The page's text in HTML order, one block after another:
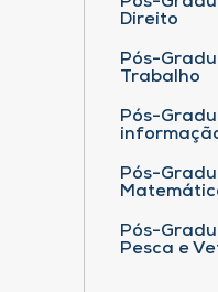
Direito
Pós-
Trabalho
Pós-
Pós-
Pós-
Pesca e